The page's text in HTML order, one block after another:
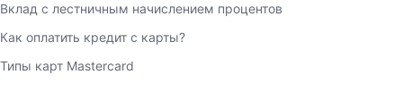
Вклад с лестничным начислением процентов
Как оплатить кредит с карты?
Типы карт Mastercard